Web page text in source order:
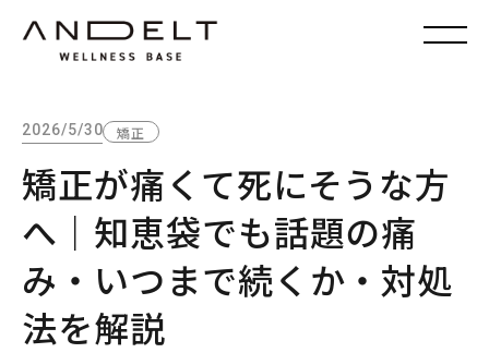
2026/5/30 矯正
矯正が痛くて死にそうな方
へ｜知恵袋でも話題の痛
み・いつまで続くか・対処
法を解説